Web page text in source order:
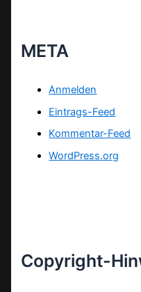
META
Anmelden
Eintrags-Feed
Kommentar-Feed
WordPress.org
Copyright-